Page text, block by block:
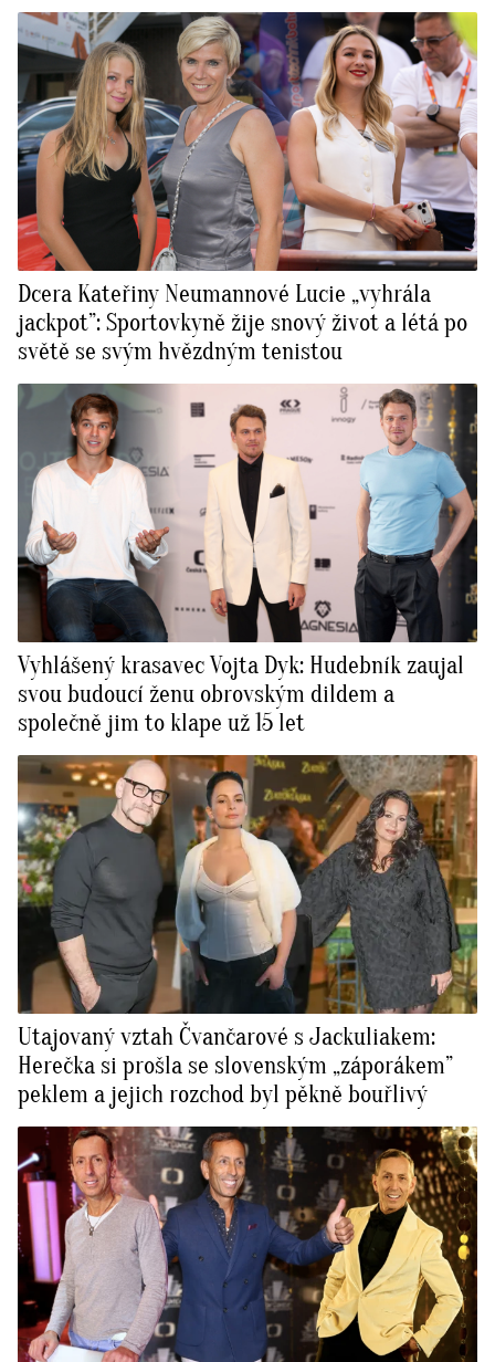
Dcera Kateřiny Neumannové Lucie „vyhrála
jackpot”: Sportovkyně žije snový život a létá po
světě se svým hvězdným tenistou
Vyhlášený krasavec Vojta Dyk: Hudebník zaujal
svou budoucí ženu obrovským dildem a
společně jim to klape už 15 let
Utajovaný vztah Čvančarové s Jackuliakem:
Herečka si prošla se slovenským „záporákem”
peklem a jejich rozchod byl pěkně bouřlivý